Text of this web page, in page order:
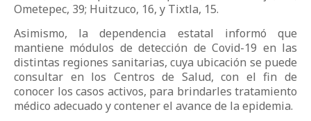
Ometepec, 39; Huitzuco, 16, y Tixtla, 15.
Asimismo, la dependencia estatal informó que
mantiene módulos de detección de Covid-19 en las
distintas regiones sanitarias, cuya ubicación se puede
consultar en los Centros de Salud, con el fin de
conocer los casos activos, para brindarles tratamiento
médico adecuado y contener el avance de la epidemia.